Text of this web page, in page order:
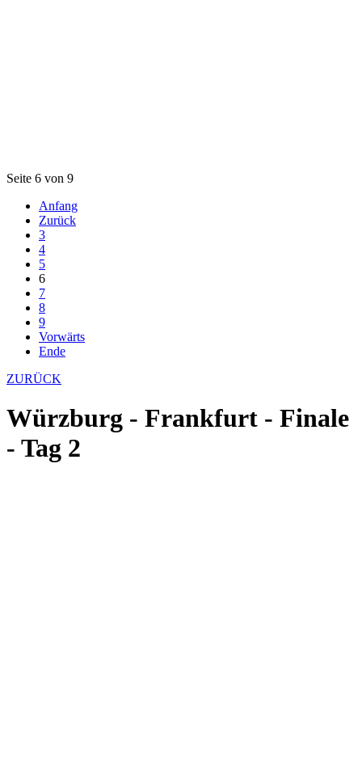
Seite 6 von 9
Anfang
Zurück
3
4
5
6
7
8
9
Vorwärts
Ende
ZURÜCK
Würzburg - Frankfurt - Finale
- Tag 2